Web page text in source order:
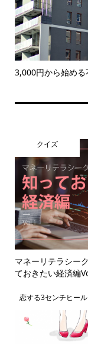
3,000円から始める
クイズ
マネーリテラシー
ておきたい経済編
恋する3センチヒール